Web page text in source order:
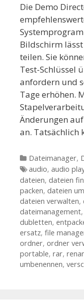
Die Demo
Bildschirm
teilen. Sie
Test-Schlüssel
anfordern und
Tage erhöhen.
Änderungen
an. Tatsächlich
Kategorien
Dateimanager,
Tags
audio, audio
dateien, dateien
packen, dateien
dateien verwalten,
dateimanagement,
dubletten,
ersatz, file
ordner, ordner
portable, rar,
umbenennen,